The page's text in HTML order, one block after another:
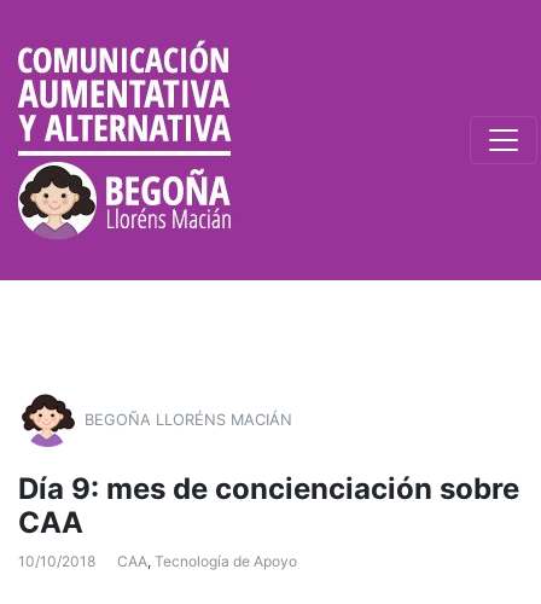
BEGOÑA LLORÉNS MACIÁN
Día 9: mes de concienciación sobre
CAA
10/10/2018 CAA, Tecnología de Apoyo